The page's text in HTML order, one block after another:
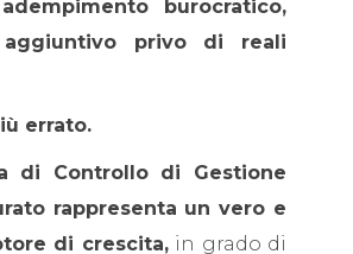
burocratico,
privo di reali
errato.
di Controllo di Gestione
rappresenta un vero e
di crescita,in grado di